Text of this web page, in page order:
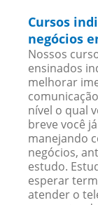
Cursos
negócios
Nossos
ensinados
melhorar
nível o qual
breve você
manejando
negócios,
estudo.
esperar
atender o